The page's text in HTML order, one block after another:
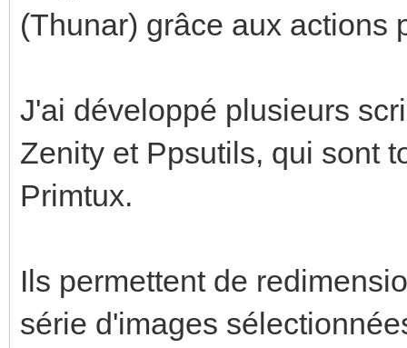
(Thunar) grâce aux actions
J'ai développé plusieurs
Zenity et Ppsutils, qui sont
Primtux.
Ils permettent de
série d'images